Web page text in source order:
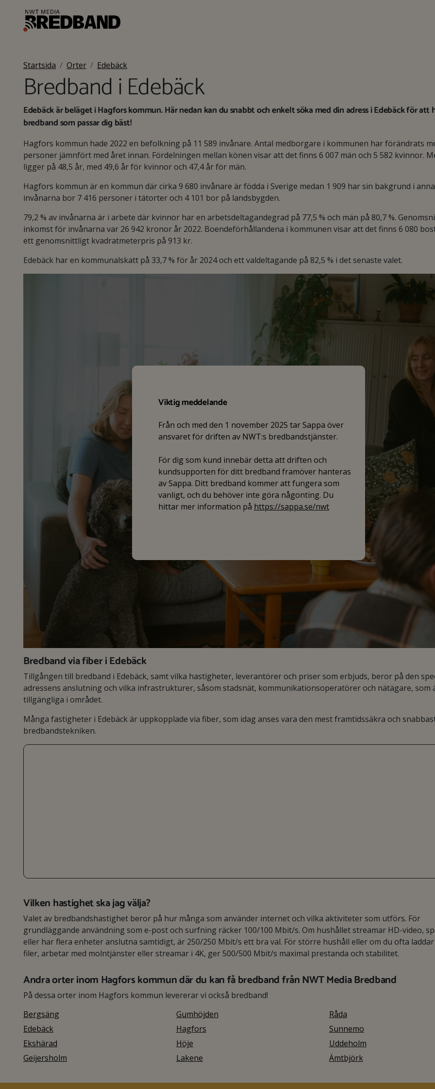
Startsida Orter Edebäck
Bredband i Edebäck
Edebäck är beläget i Hagfors kommun. Här nedan kan du snabbt och enkelt söka med din adress i Edebäck för
bredband som passar dig bäst!
Hagfors kommun hade 2022 en befolkning på 11 589 invånare. Antal medborgare i kommunen har förändrats
personer jämnfört med året innan. Fördelningen mellan könen visar att det finns 6 007 män och 5 582 kvinnor.
ligger på 48,5 år, med 49,6 år för kvinnor och 47,4 år för män.
Hagfors kommun är en kommun där cirka 9 680 invånare är födda i Sverige medan 1 909 har sin bakgrund i
invånarna bor 7 416 personer i tätorter och 4 101 bor på landsbygden.
79,2 % av invånarna är i arbete där kvinnor har en arbetsdeltagandegrad på 77,5 % och män på 80,7 %.
inkomst för invånarna var 26 942 kronor år 2022. Boendeförhållandena i kommunen visar att det finns 6 080
ett genomsnittligt kvadratmeterpris på 913 kr.
Edebäck har en kommunalskatt på 33,7 % för år 2024 och ett valdeltagande på 82,5 % i det senaste valet.
Viktig meddelande
Från och med den 1 november 2025 tar Sappa över
ansvaret för driften av NWT:s bredbandstjänster.
För dig som kund innebär detta att driften och
kundsupporten för ditt bredband framöver hanteras
av Sappa. Ditt bredband kommer att fungera som
vanligt, och du behöver inte göra någonting. Du
hittar mer information på https://sappa.se/nwt
Bredband via fiber i Edebäck
Tillgången till bredband i Edebäck, samt vilka hastigheter, leverantörer och priser som erbjuds, beror på den
adressens anslutning och vilka infrastrukturer, såsom stadsnät, kommunikationsoperatörer och nätägare, som
tillgängliga i området.
Många fastigheter i Edebäck är uppkopplade via fiber, som idag anses vara den mest framtidssäkra och
bredbandstekniken.
Vilken hastighet ska jag välja?
Valet av bredbandshastighet beror på hur många som använder internet och vilka aktiviteter som utförs. För
grundläggande användning som e-post och surfning räcker 100/100 Mbit/s. Om hushållet streamar HD-video,
eller har flera enheter anslutna samtidigt, är 250/250 Mbit/s ett bra val. För större hushåll eller om du ofta
filer, arbetar med molntjänster eller streamar i 4K, ger 500/500 Mbit/s maximal prestanda och stabilitet.
Andra orter inom Hagfors kommun där du kan få bredband från NWT Media Bredband
På dessa orter inom Hagfors kommun levererar vi också bredband!
Bergsäng
Edebäck
Ekshärad
Geijersholm
Gumhöjden
Hagfors
Höje
Lakene
Råda
Sunnemo
Uddeholm
Ämtbjörk